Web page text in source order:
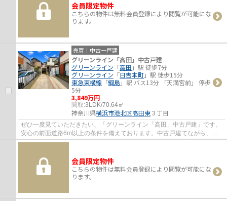
会員限定物件
こちらの物件は無料会員登録により閲覧が可能にな
ります。
売買｜中古一戸建
グリーンライン「高田」中古戸建
グリーンライン 「高田 」駅 徒歩7分
グリーンライン 「日吉本町」駅 徒歩15分
東急東横線 「綱島」駅 バス13分 「天満宮前」 停歩
5分
3,849万円
間取:3LDK/70.64㎡
神奈川県横浜市港北区高田東３丁目
ぜひ一度見ていただきたい、「グリーンライン「高田」中古戸建」です。
安心の前面道路6m以上の条件を備えております。中古戸建てながら、室
内はとてもきれいです。グリーンライン高田...
会員限定物件
こちらの物件は無料会員登録により閲覧が可能にな
ります。